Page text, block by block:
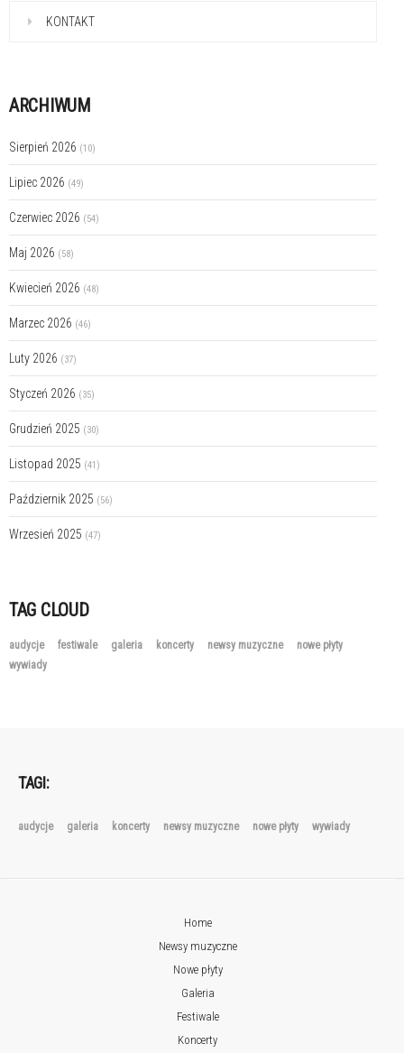
KONTAKT
ARCHIWUM
Sierpień 2026 (10)
Lipiec 2026 (49)
Czerwiec 2026 (54)
Maj 2026 (58)
Kwiecień 2026 (48)
Marzec 2026 (46)
Luty 2026 (37)
Styczeń 2026 (35)
Grudzień 2025 (30)
Listopad 2025 (41)
Październik 2025 (56)
Wrzesień 2025 (47)
TAG CLOUD
audycje festiwale galeria koncerty newsy muzyczne
nowe płyty
wywiady
TAGI:
audycje galeria koncerty newsy muzyczne nowe płyty wywiady
Home
Newsy muzyczne
Nowe płyty
Galeria
Festiwale
Koncerty